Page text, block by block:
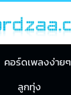
คอร์ดเพลงง่ายๆ
ลูกทุ่ง